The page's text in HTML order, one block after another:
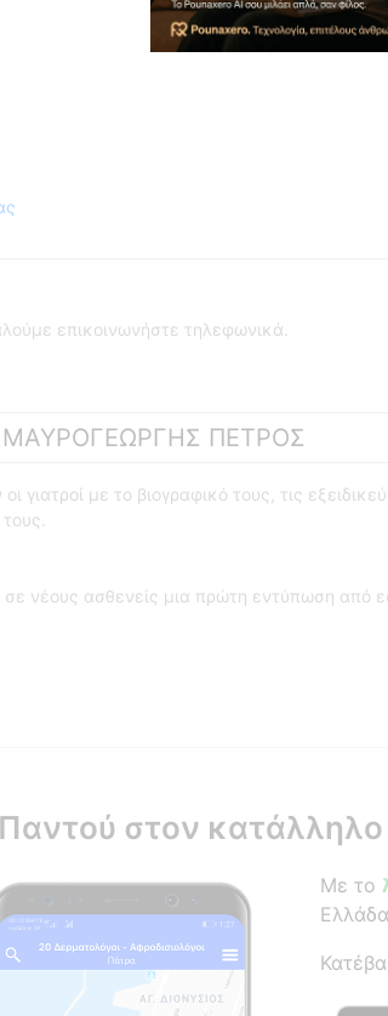
επικοινωνήστε τηλεφωνικά.
ΜΑΥΡΟΓΕΩΡΓΗΣ ΠΕΤΡΟΣ
με το βιογραφικό τους, τις
νέους ασθενείς μια πρώτη εντύπωση από
στον κατάλληλο
Με το